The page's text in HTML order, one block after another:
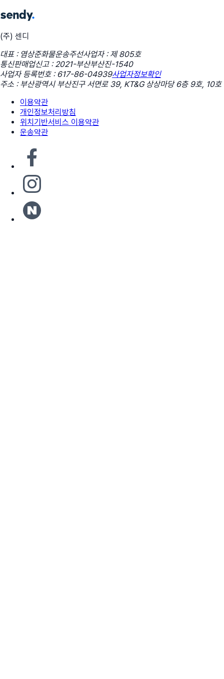
(주) 센디
대표 : 염상준화물운송주선사업자 : 제 805호
통신판매업신고 : 2021-부산부산진-1540
사업자 등록번호 : 617-86-04939사업자정보확인
주소 : 부산광역시 부산진구 서면로 39, KT&G 상상마당 6층 9호, 10호
이용약관
개인정보처리방침
위치기반서비스 이용약관
운송약관